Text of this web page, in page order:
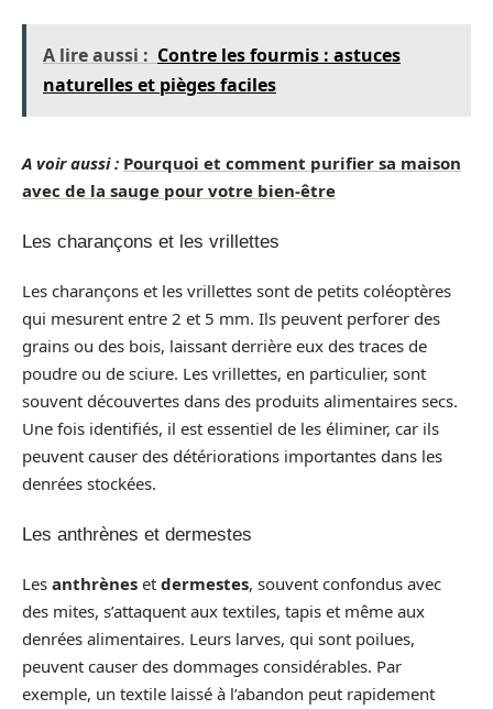
A lire aussi : Contre les fourmis : astuces
naturelles et pièges faciles
A voir aussi : Pourquoi et comment purifier sa maison
avec de la sauge pour votre bien-être
Les charançons et les vrillettes
Les charançons et les vrillettes sont de petits coléoptères
qui mesurent entre 2 et 5 mm. Ils peuvent perforer des
grains ou des bois, laissant derrière eux des traces de
poudre ou de sciure. Les vrillettes, en particulier, sont
souvent découvertes dans des produits alimentaires secs.
Une fois identifiés, il est essentiel de les éliminer, car ils
peuvent causer des détériorations importantes dans les
denrées stockées.
Les anthrènes et dermestes
Les anthrènes et dermestes, souvent confondus avec
des mites, s’attaquent aux textiles, tapis et même aux
denrées alimentaires. Leurs larves, qui sont poilues,
peuvent causer des dommages considérables. Par
exemple, un textile laissé à l’abandon peut rapidement